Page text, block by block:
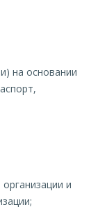
на основании
и